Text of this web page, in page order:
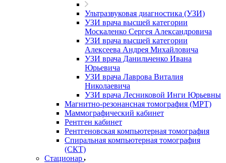
Ультразвуковая диагностика (УЗИ)
УЗИ врача высшей категории
Москаленко Сергея Александровича
УЗИ врача высшей категории
Алексеева Андрея Михайловича
УЗИ врача Данильченко Ивана
Юрьевича
УЗИ врача Лаврова Виталия
Николаевича
УЗИ врача Лесниковой Инги Юрьевны
Магнитно-резонансная томография (МРТ)
Маммографический кабинет
Рентген кабинет
Рентгеновская компьютерная томография
Спиральная компьютерная томография
(СКТ)
Стационар